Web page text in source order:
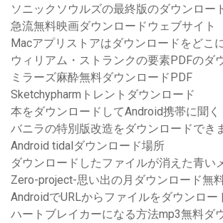
ソニックソウルズの最終版のダウンロー
急流無料映画ダウンロードウェブサイト
Macアプリストアはダウンロードをどこ
ウィリアム・ストランクの要素PDFのダ
ミラーズ麻酔無料ダウンロードPDF
Sketchypharmトレントダウンロード
本をダウンロードしてAndroid携帯に聞く
バニラの特別版改造をダウンロードでき
Android tidalダウンロード場所
ダウンロードしたファイルが消えた青い
Zero-project-思い出の月ダウンロード無
AndroidでURLからファイルをダウンロー
ハートブレイカーになる方法mp3無料ダ